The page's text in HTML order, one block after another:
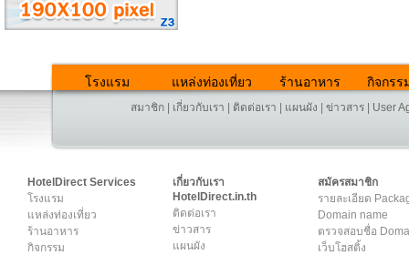
โรงแรม แหล่งท่องเที่ยว ร้านอาหาร กิจกรร
สมาชิก เกี่ยวกับเรา ติดต่อเรา แผนผัง ข่าวสาร User
HotelDirect Services
โรงแรม
แหล่งท่องเที่ยว
ร้านอาหาร
กิจกรรม
เกี่ยวกับเรา
HotelDirect.in.th
ติดต่อเรา
ข่าวสาร
แผนผัง
สมัครสมาชิก
รายละเอียด
Domain name
ตรวจสอบชื่อ
เว็บโฮสติ้ง